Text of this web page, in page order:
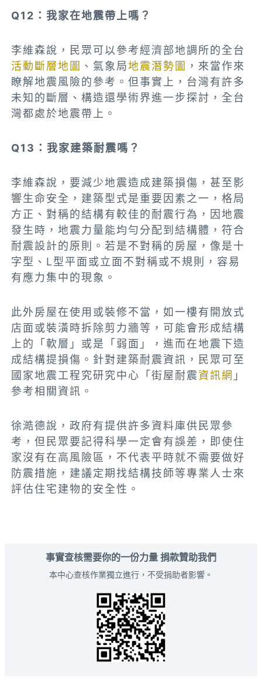
Q12：我家在地震帶上嗎？
李維森說，民眾可以參考經濟部地調所的全台
活動斷層地圖 、氣象局地震潛勢圖 ，來當作來
瞭解地震風險的參考。但事實上，台灣有許多
未知的斷層、構造還學術界進一步探討，全台
灣都處於地震帶上。
Q13：我家建築耐震嗎？
李維森說，要減少地震造成建築損傷，甚至影
響生命安全，建築型式是重要因素之一，格局
方正、對稱的結構有較佳的耐震行為，因地震
發生時，地震力量能均勻分配到結構體，符合
耐震設計的原則。若是不對稱的房屋，像是十
字型、L型平面或立面不對稱或不規則，容易
有應力集中的現象。
此外房屋在使用或裝修不當，如一樓有開放式
店面或裝潢時拆除剪力牆等，可能會形成結構
上的「軟層」或是「弱面」，進而在地震下造
成結構提損傷。針對建築耐震資訊，民眾可至
國家地震工程究研究中心「街屋耐震資訊網 」
參考相關資訊。
徐澔德說，政府有提供許多資料庫供民眾參
考，但民眾要記得科學一定會有誤差，即使住
家沒有在高風險區，不代表平時就不需要做好
防震措施，建議定期找結構技師等專業人士來
評估住宅建物的安全性。
事實查核需要你的一份力量 捐款贊助我們
本中心查核作業獨立進行，不受捐助者影響。